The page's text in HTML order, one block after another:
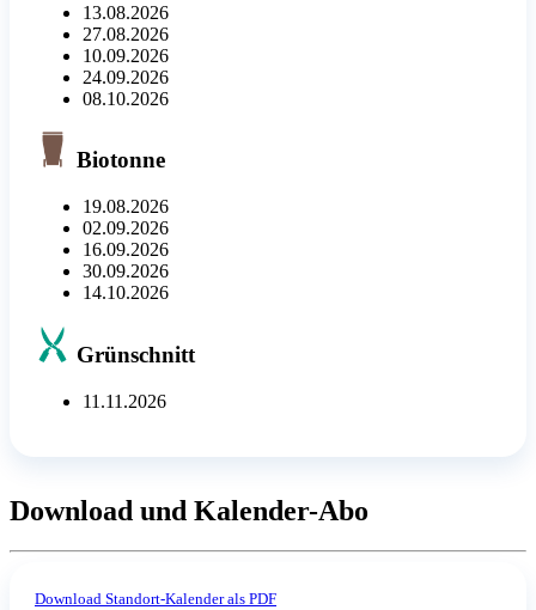
13.08.2026
27.08.2026
10.09.2026
24.09.2026
08.10.2026
Biotonne
19.08.2026
02.09.2026
16.09.2026
30.09.2026
14.10.2026
Grünschnitt
11.11.2026
Download und Kalender-Abo
Download Standort-Kalender als PDF